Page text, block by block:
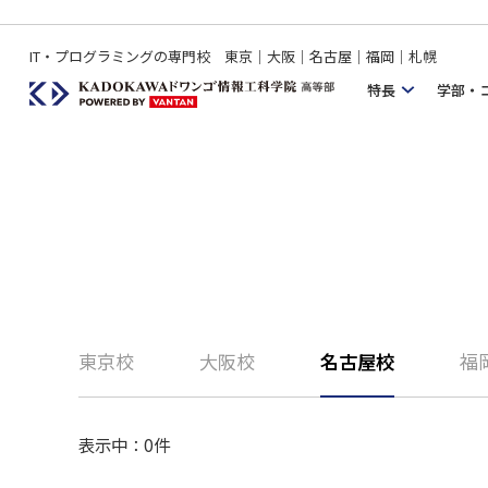
IT・プログラミングの専門校 東京｜大阪｜名古屋｜福岡｜札幌
特長
学部・
東京校 大阪校 名古屋校 福
表示中： 0件